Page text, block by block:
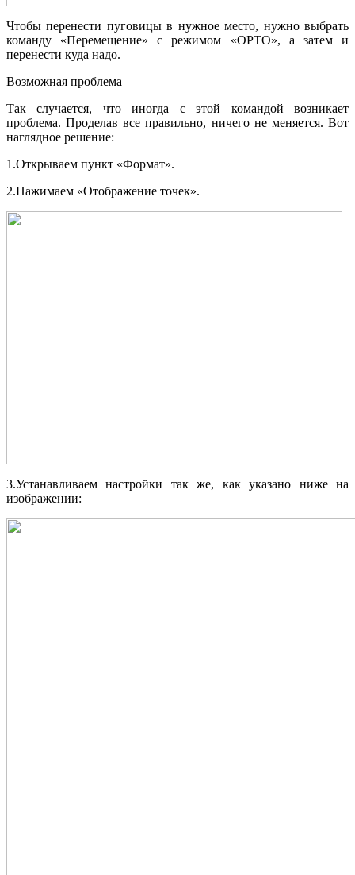
Чтобы перенести пуговицы в нужное место, нужно выбрать
команду «Перемещение» с режимом «ОРТО», а затем и
перенести куда надо.
Возможная проблема
Так случается, что иногда с этой командой возникает
проблема. Проделав все правильно, ничего не меняется. Вот
наглядное решение:
1.Открываем пункт «Формат».
2.Нажимаем «Отображение точек».
3.Устанавливаем настройки так же, как указано ниже на
изображении: